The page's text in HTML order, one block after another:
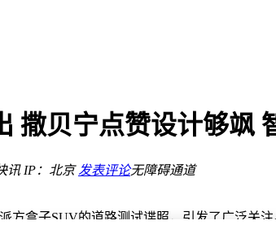
撒贝宁点赞设计够飒
讯 IP：北京 发表评论无障碍通道
盒子SUV的道路测试谍照，引发了广泛关